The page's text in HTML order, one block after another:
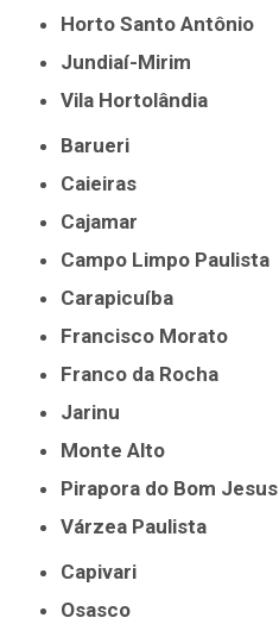
Horto Santo Antônio
Jundiaí-Mirim
Vila Hortolândia
Barueri
Caieiras
Cajamar
Campo Limpo Paulista
Carapicuíba
Francisco Morato
Franco da Rocha
Jarinu
Monte Alto
Pirapora do Bom Jesus
Várzea Paulista
Capivari
Osasco